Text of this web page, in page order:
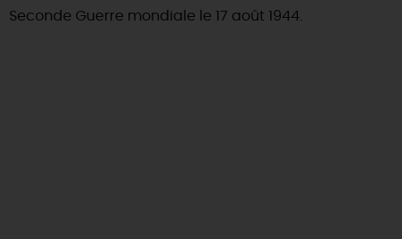
Seconde Guerre mondiale le 17 août 1944.